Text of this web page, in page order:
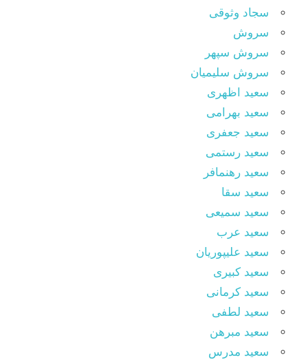
سجاد وثوقى
سروش
سروش سپهر
سروش سلیمیان
سعید اظهری
سعید بهرامی
سعید جعفری
سعید رستمی
سعید رهنمافر
سعید سقا
سعید سمیعی
سعید عرب
سعید علیپوریان
سعید کبیری
سعید کرمانی
سعید لطفی
سعید مبرهن
سعید مدرس